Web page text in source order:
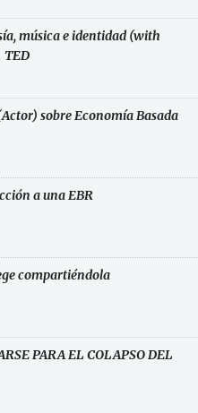
música e identidad (with
TED
sobre Economía Basada
a una EBR
compartiéndola
PARA EL COLAPSO DEL